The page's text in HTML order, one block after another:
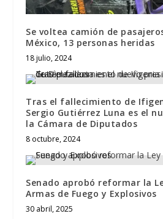
Se voltea camión de
México, 13 personas heridas
18 julio, 2024
Tras el fallecimiento de
Sergio Gutiérrez Luna es el
la Cámara de Diputados
8 octubre, 2024
Senado aprobó reformar la
Armas de Fuego y Explosivos
30 abril, 2025